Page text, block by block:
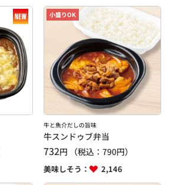
小盛りOK
牛と魚介だしの旨味
牛スンドゥブ弁当
732円 （税込：790円）
美味しそう： 2,146